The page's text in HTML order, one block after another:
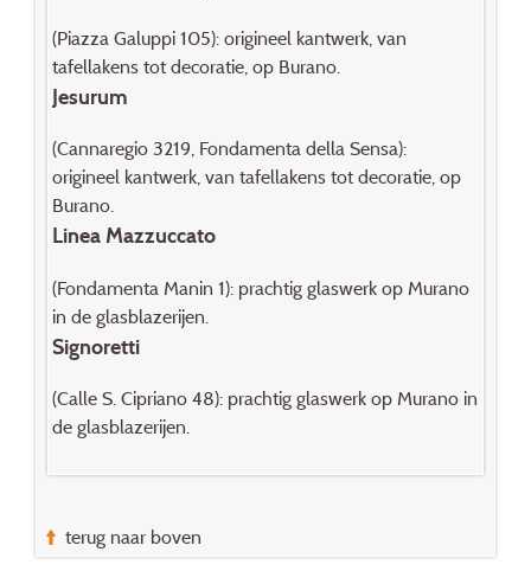
(Piazza Galuppi 105): origineel kantwerk, van
tafellakens tot decoratie, op Burano.
Jesurum
(Cannaregio 3219, Fondamenta della Sensa):
origineel kantwerk, van tafellakens tot decoratie, op
Burano.
Linea Mazzuccato
(Fondamenta Manin 1): prachtig glaswerk op Murano
in de glasblazerijen.
Signoretti
(Calle S. Cipriano 48): prachtig glaswerk op Murano in
de glasblazerijen.
terug naar boven